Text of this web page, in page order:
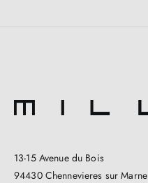
13-15 Avenue du Bois
94430 Chennevieres sur Marne